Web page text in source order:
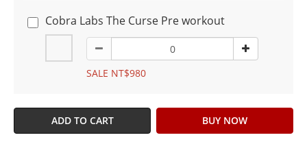
Cobra Labs The Curse Pre workout
SALE NT$980
ADD TO CART BUY NOW